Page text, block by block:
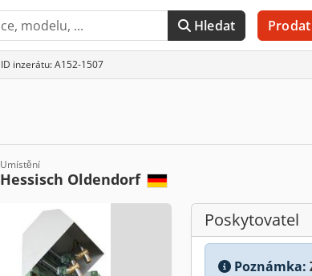
Hledat Prodat
ID inzerátu: A152-1507
Umístění
Hessisch Oldendorf
Poskytovatel
Poznámka: